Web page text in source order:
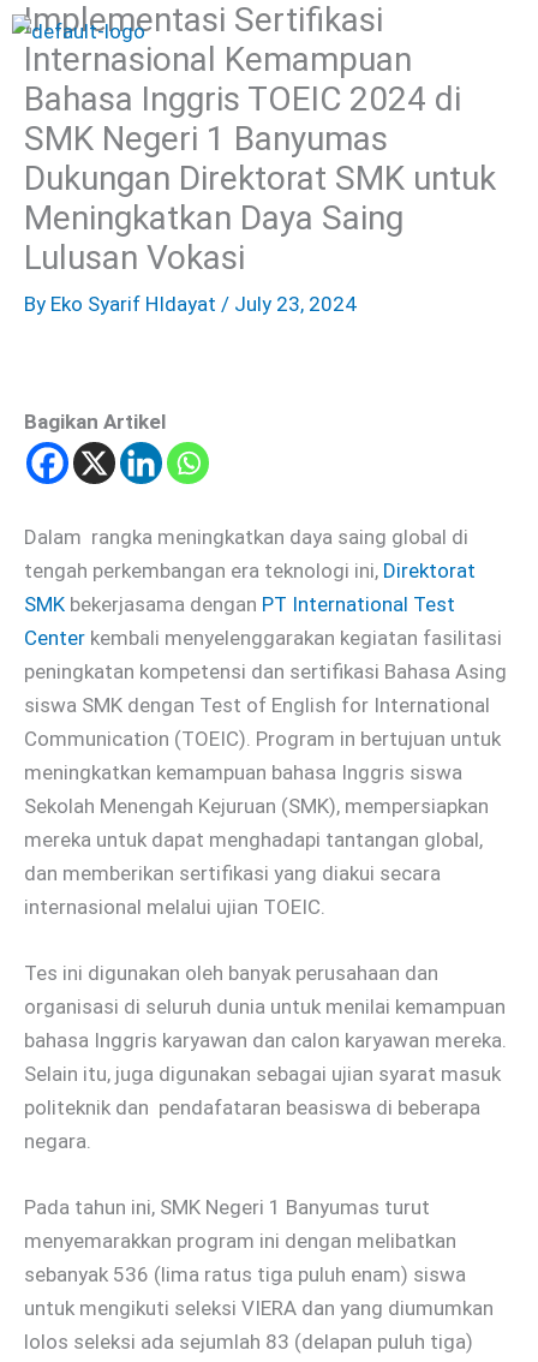
Skip
content
Implementasi Sertifikasi
Internasional Kemampuan
Bahasa Inggris TOEIC 2024 di
SMK Negeri 1 Banyumas
Dukungan Direktorat SMK untuk
Meningkatkan Daya Saing
Lulusan Vokasi
By Eko Syarif HIdayat / July 23, 2024
Bagikan Artikel
Dalam rangka meningkatkan daya saing global di
tengah perkembangan era teknologi ini, Direktorat
SMK bekerjasama dengan PT International Test
Center kembali menyelenggarakan kegiatan fasilitasi
peningkatan kompetensi dan sertifikasi Bahasa Asing
siswa SMK dengan Test of English for International
Communication (TOEIC). Program in bertujuan untuk
meningkatkan kemampuan bahasa Inggris siswa
Sekolah Menengah Kejuruan (SMK), mempersiapkan
mereka untuk dapat menghadapi tantangan global,
dan memberikan sertifikasi yang diakui secara
internasional melalui ujian TOEIC.
Tes ini digunakan oleh banyak perusahaan dan
organisasi di seluruh dunia untuk menilai kemampuan
bahasa Inggris karyawan dan calon karyawan mereka.
Selain itu, juga digunakan sebagai ujian syarat masuk
politeknik dan pendafataran beasiswa di beberapa
negara.
Pada tahun ini, SMK Negeri 1 Banyumas turut
menyemarakkan program ini dengan melibatkan
sebanyak 536 (lima ratus tiga puluh enam) siswa
untuk mengikuti seleksi VIERA dan yang diumumkan
lolos seleksi ada sejumlah 83 (delapan puluh tiga)